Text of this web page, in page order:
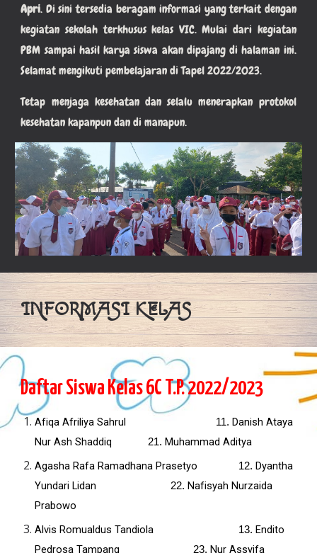
Apri. Di sini tersedia beragam informasi yang terkait dengan
kegiatan sekolah terkhusus kelas VIC. Mulai dari kegiatan
PBM sampai hasil karya siswa akan dipajang di halaman ini.
Selamat mengikuti pembelajaran di Tapel 2022/2023.
Tetap menjaga kesehatan dan selalu menerapkan protokol
kesehatan kapanpun dan di manapun.
INFORMASI KELAS
Daftar Siswa Kelas 6C T.P. 2022/2023
Afiqa Afriliya Sahrul 11. Danish Ataya
Nur Ash Shaddiq
21. Muhammad Aditya
Agasha Rafa Ramadhana Prasetyo
12. Dyantha
Yundari Lidan
22. Nafisyah Nurzaida
Prabowo
Alvis Romualdus Tandiola
13. Endito
Pedrosa Tampang
23. Nur Assyifa